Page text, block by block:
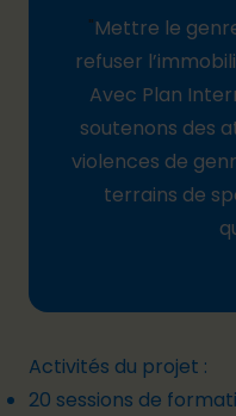
"Mettre le
refuser
Avec Plan
soutenons des
violences de
terrains de
Activités du projet :
20 sessions de